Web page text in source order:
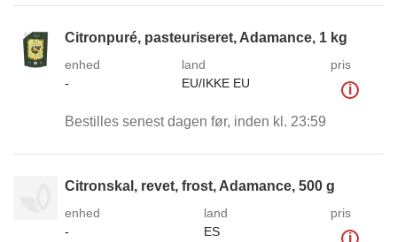
Citronpuré, pasteuriseret, Adamance, 1 kg
enhed
-
land
EU/IKKE EU
pris
i
Bestilles senest dagen før, inden kl. 23:59
Citronskal, revet, frost, Adamance, 500 g
enhed
-
land
ES
pris
i